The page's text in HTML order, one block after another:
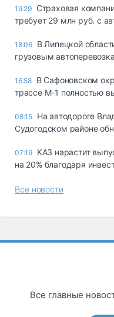
19:29 Страховая
требует 29 млн руб. с
18:06 В Липецкой
грузовым
16:58 В Сафоновском
трассе М-1 полностью
08:15 На автодороге
Судогодском районе
07:19 КАЗ нарастит
на 20% благодаря
Все новости
Все главные